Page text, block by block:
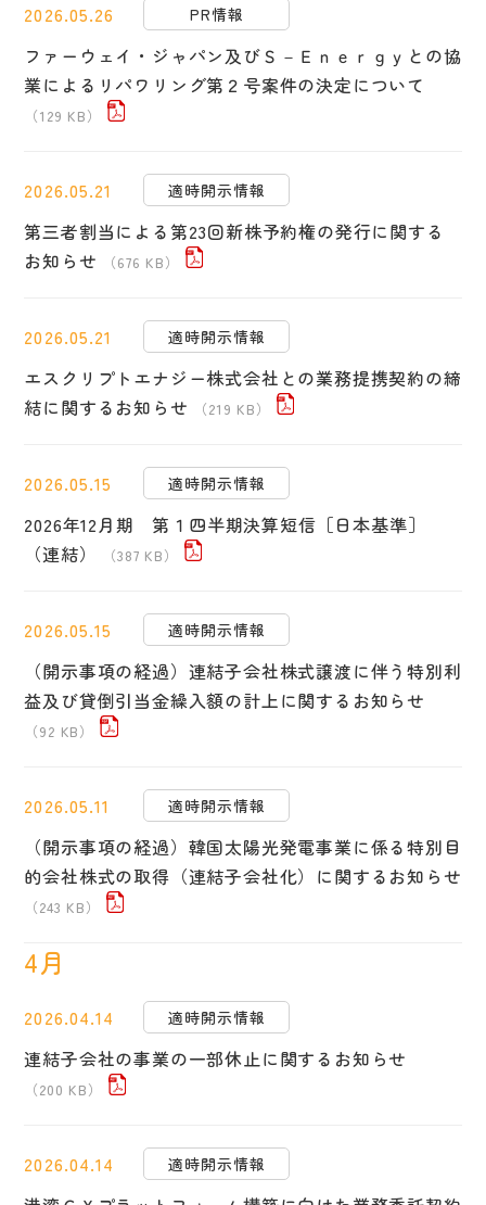
2026.05.26 PR情報
ファーウェイ・ジャパン及びＳ－Ｅｎｅｒｇｙとの協
業によるリパワリング第２号案件の決定について
（129 KB）
2026.05.21 適時開示情報
第三者割当による第23回新株予約権の発行に関する
お知らせ
（676 KB）
2026.05.21 適時開示情報
エスクリプトエナジー株式会社との業務提携契約の締
結に関するお知らせ
（219 KB）
2026.05.15 適時開示情報
2026年12月期 第１四半期決算短信［日本基準］
（連結）
（387 KB）
2026.05.15 適時開示情報
（開示事項の経過）連結子会社株式譲渡に伴う特別利
益及び貸倒引当金繰入額の計上に関するお知らせ
（92 KB）
2026.05.11 適時開示情報
（開示事項の経過）韓国太陽光発電事業に係る特別目
的会社株式の取得（連結子会社化）に関するお知らせ
（243 KB）
4月
2026.04.14 適時開示情報
連結子会社の事業の一部休止に関するお知らせ
（200 KB）
2026.04.14 適時開示情報